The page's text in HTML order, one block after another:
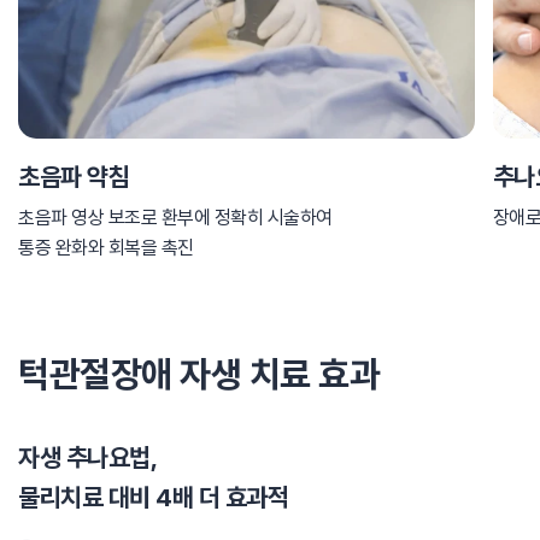
초음파 약침
초음파 영상 보조로 환부에 정확히 시술하여
통증 완화와 회복을 촉진
추
장애
턱관절장애 자생 치료 효과
자생 추나요법,
물리치료 대비 4배 더 효과적